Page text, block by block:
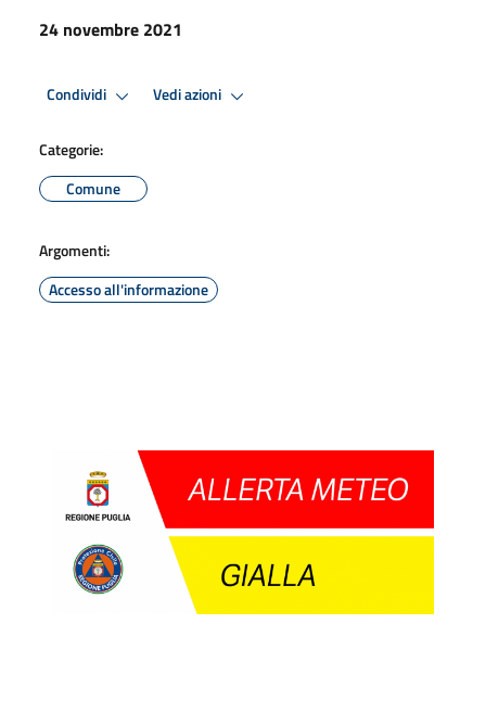
24 novembre 2021
Condividi Vedi azioni
Categorie:
Comune
Argomenti:
Accesso all'informazione